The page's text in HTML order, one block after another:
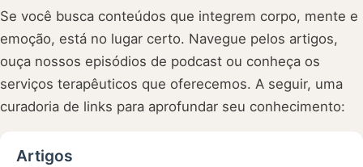
Se você busca conteúdos que integrem corpo, mente e
emoção, está no lugar certo. Navegue pelos artigos,
ouça nossos episódios de podcast ou conheça os
serviços terapêuticos que oferecemos. A seguir, uma
curadoria de links para aprofundar seu conhecimento:
Artigos